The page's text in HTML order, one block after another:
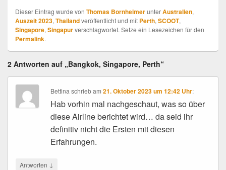
Dieser Eintrag wurde von Thomas BornheimerunterAustralien,
Auszeit 2023, Thailandveröffentlicht und mit Perth, SCOOT,
Singapore, Singapurverschlagwortet. Setze ein Lesezeichen für den
Permalink.
2 Antworten auf „Bangkok, Singapore, Perth“
Bettina schriebam21. Oktober 2023 um 12:42 Uhr:
Hab vorhin mal nachgeschaut, was so über
diese Airline berichtet wird… da seid ihr
definitiv nicht die Ersten mit diesen
Erfahrungen.
Antworten ↓